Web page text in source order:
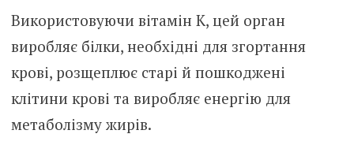
Використовуючи вітамін K, цей орган
виробляє білки, необхідні для згортання
крові, розщеплює старі й пошкоджені
клітини крові та виробляє енергію для
метаболізму жирів.